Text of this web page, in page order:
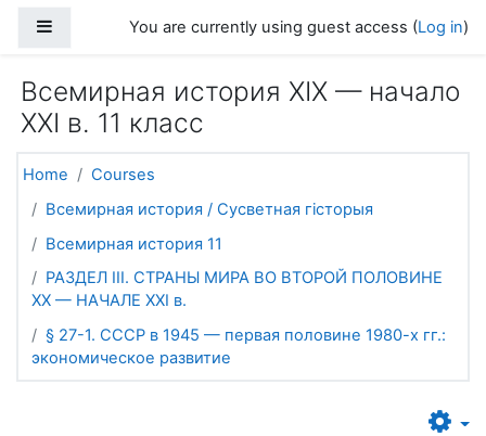
Side panelYou are currently using guest access (Log in)
Всемирная история ХІХ — начало
ХХІ в. 11 класс
Home
Courses
Всемирная история / Сусветная гісторыя
Всемирная история 11
РАЗДЕЛ ІІІ. СТРАНЫ МИРА ВО ВТОРОЙ ПОЛОВИНЕ
ХХ — НАЧАЛЕ ХХІ в.
§ 27-1. СССР в 1945 — первая половине 1980-х гг.:
экономическое развитие